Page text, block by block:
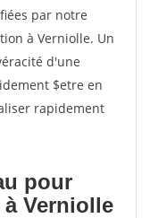
par notre
à Verniolle. Un
d'une
$etre en
rapidement
pour
Verniolle